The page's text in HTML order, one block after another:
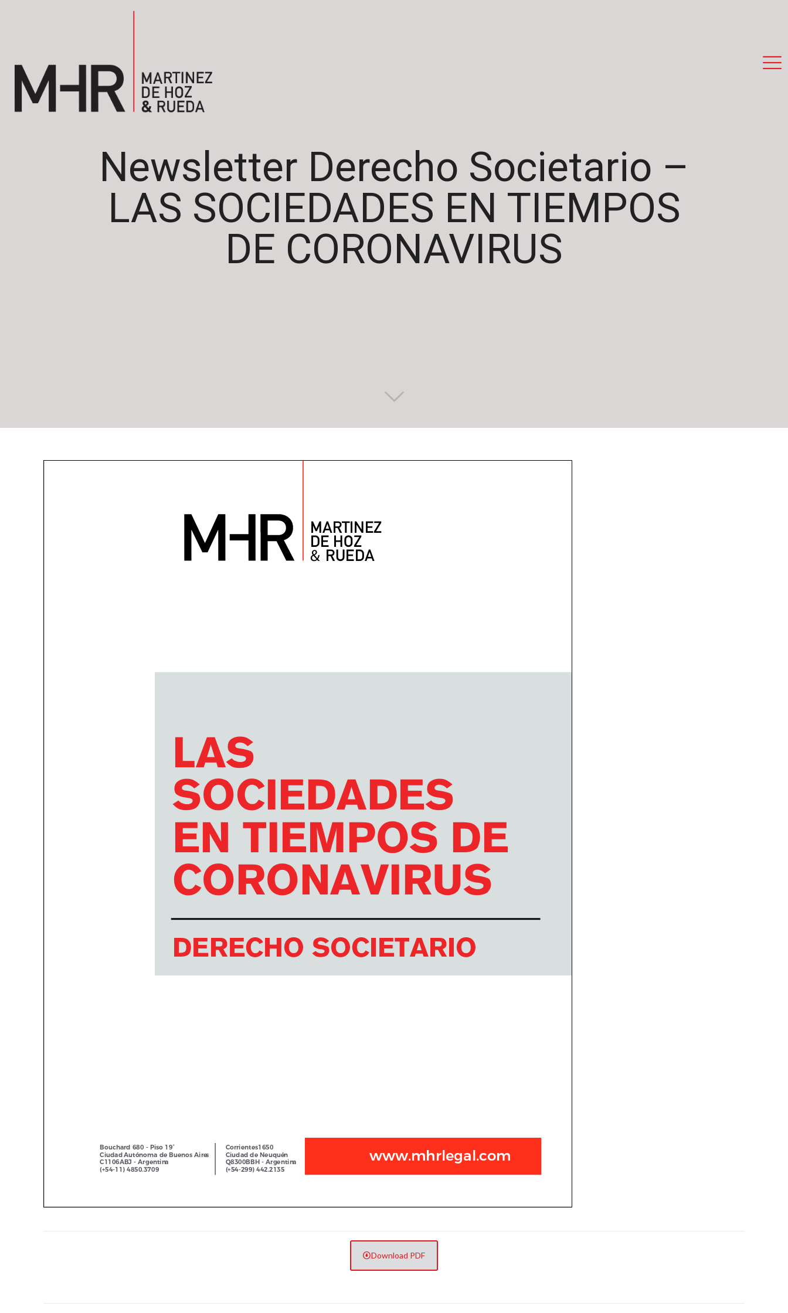
Newsletter Derecho Societario –
LAS SOCIEDADES EN TIEMPOS
DE CORONAVIRUS
Download PDF